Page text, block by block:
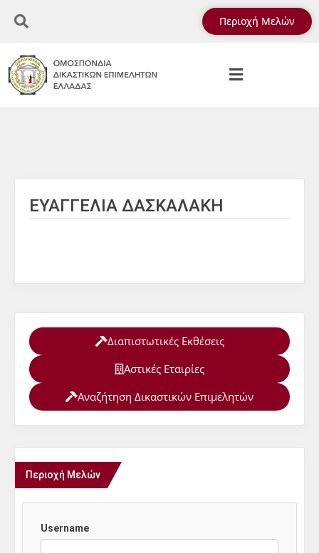
Περιοχή Μελών
ΕΥΑΓΓΕΛΙΑ ΔΑΣΚΑΛΑΚΗ
Διαπιστωτικές Εκθέσεις
Αστικές Εταιρίες
Αναζήτηση Δικαστικών Επιμελητών
Περιοχή Μελών
Username